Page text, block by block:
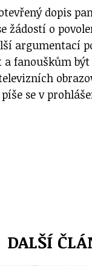
dopis
žádostí o
argumentací
a fanouškům
se v
DALŠÍ